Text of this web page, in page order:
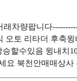
래차량팝니다
오토 리타더 후축
할수있음 윙내치
요 북천안매매상사